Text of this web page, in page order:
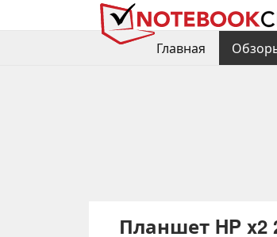
Главная
Планшет HP x2